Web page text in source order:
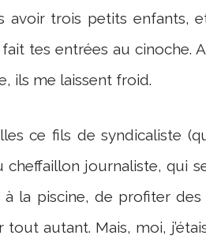
avoir trois petits enfants,
tes entrées au cinoche.
ils me laissent froid.
ce fils de syndicaliste
cheffaillon journaliste, qui
à la piscine, de profiter
autant. Mais, moi,